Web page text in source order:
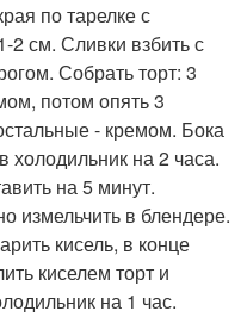
по тарелке с
см. Сливки взбить с
Собрать торт: 3
потом опять 3
- кремом. Бока
холодильник на 2 часа.
на 5 минут.
измельчить в блендере.
кисель, в конце
киселем торт и
на 1 час.